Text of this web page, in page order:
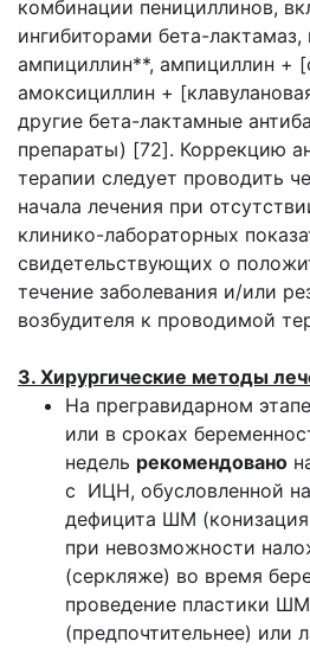
комбинации пенициллинов,
ингибиторами бета-
ампициллин**, ампициллин +
амоксициллин +
другие бета-лактамные
препараты) [72]. Коррекцию
терапии следует проводить
начала лечения при
клинико-лабораторных
свидетельствующих о
течение заболевания и/или
возбудителя к проводимой
3. Хирургические методы
На прегравидарном
или в сроках
недель рекомендовано
с ИЦН, обусловленной
дефицита ШМ
при невозможности
(серкляже) во время
проведение пластики
(предпочтительнее) или